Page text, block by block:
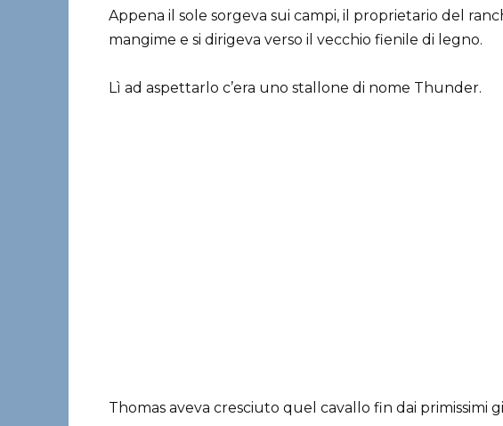
Appena il sole sorgeva sui campi, il proprietario del
mangime e si dirigeva verso il vecchio fienile di legno.
Lì ad aspettarlo c’era uno stallone di nome Thunder.
Thomas aveva cresciuto quel cavallo fin dai primissimi